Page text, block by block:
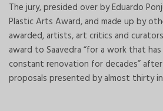
The jury, presided over by Eduardo
Plastic Arts Award, and made up by
awarded, artists, art critics and
award to Saavedra “for a work that
constant renovation for decades”
proposals presented by almost thirty